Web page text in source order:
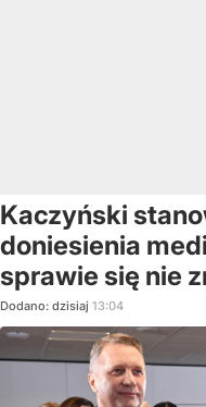
Kaczyński
doniesienia
sprawie się nie
Dodano: dzisiaj 13:04